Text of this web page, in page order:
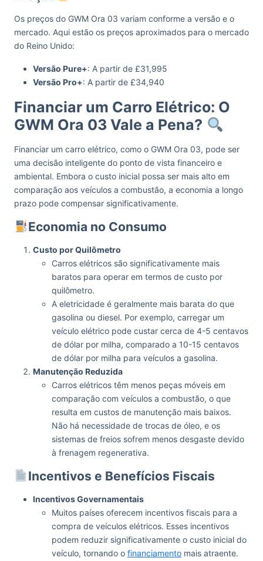
Os preços do GWM Ora 03 variam conforme a versão e o
mercado. Aqui estão os preços aproximados para o mercado
do Reino Unido:
Versão Pure+: A partir de £31,995
Versão Pro+: A partir de £34,940
Financiar um Carro Elétrico: O
GWM Ora 03 Vale a Pena?
Financiar um carro elétrico, como o GWM Ora 03, pode ser
uma decisão inteligente do ponto de vista financeiro e
ambiental. Embora o custo inicial possa ser mais alto em
comparação aos veículos a combustão, a economia a longo
prazo pode compensar significativamente.
Economia no Consumo
Custo por Quilômetro
Carros elétricos são significativamente mais
baratos para operar em termos de custo por
quilômetro.
A eletricidade é geralmente mais barata do que
gasolina ou diesel. Por exemplo, carregar um
veículo elétrico pode custar cerca de 4-5 centavos
de dólar por milha, comparado a 10-15 centavos
de dólar por milha para veículos a gasolina.
Manutenção Reduzida
Carros elétricos têm menos peças móveis em
comparação com veículos a combustão, o que
resulta em custos de manutenção mais baixos.
Não há necessidade de trocas de óleo, e os
sistemas de freios sofrem menos desgaste devido
à frenagem regenerativa.
Incentivos e Benefícios Fiscais
Incentivos Governamentais
Muitos países oferecem incentivos fiscais para a
compra de veículos elétricos. Esses incentivos
podem reduzir significativamente o custo inicial do
veículo, tornando o financiamento mais atraente.